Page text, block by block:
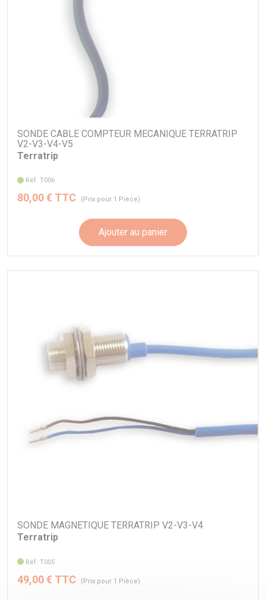
SONDE CABLE COMPTEUR MECANIQUE TERRATRIP
V2-V3-V4-V5
Terratrip
Réf. T006
80,00 € TTC (Prix pour 1 Pièce)
Ajouter au panier
SONDE MAGNETIQUE TERRATRIP V2-V3-V4
Terratrip
Réf. T005
49,00 € TTC (Prix pour 1 Pièce)